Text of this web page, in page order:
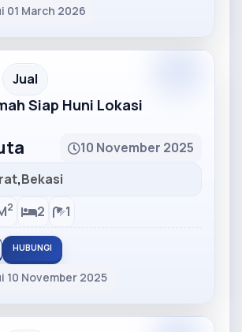
01 March 2026
Jual
Siap Huni Lokasi
10 November 2025
,Bekasi
2 2 1
HUBUNGI
10 November 2025